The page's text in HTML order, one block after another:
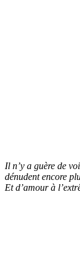
Il n’y a guère de
dénudent encore
Et d’amour à